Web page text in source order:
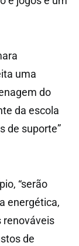
uma
do
da escola
de suporte”
“serão
energética,
renováveis
de